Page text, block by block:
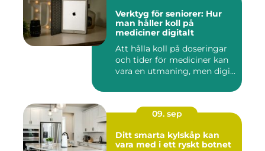
Verktyg för seniorer: Hur
man håller koll på
mediciner digitalt
Att hålla koll på doseringar
och tider för mediciner kan
vara en utmaning, men digi...
09. sep
Ditt smarta kylskåp kan
vara med i ett ryskt botnet